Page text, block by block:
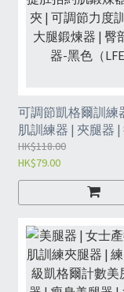
可調節凱格爾訓練
肌訓練器 | 夾腿器 |
約肌鍛煉器 | 美臀夾
節力度訓練器 | 大
| 臀部訓練器-黑色
HK$118.00
HK$79.00